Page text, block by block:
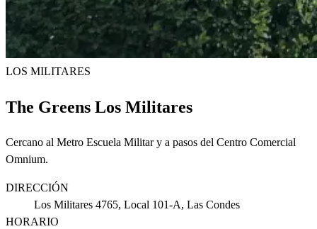
LOS MILITARES
The Greens Los Militares
Cercano al Metro Escuela Militar y a pasos del Centro Comercial
Omnium.
DIRECCIÓN
Los Militares 4765, Local 101-A, Las Condes
HORARIO